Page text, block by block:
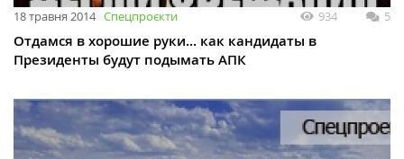
18 травня 2014 Спецпроєкти 934 5
Отдамся в хорошие руки... как кандидаты в
Президенты будут подымать АПК